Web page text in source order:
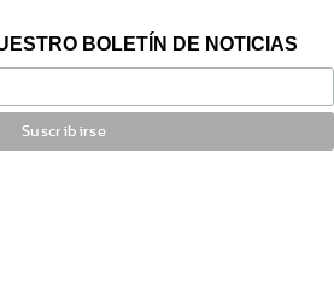
BOLETÍN DE NOTICIAS